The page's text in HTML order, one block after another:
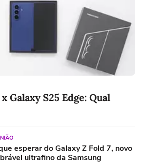
Galaxy S25 Edge: Qual
esperar do Galaxy Z Fold 7, novo
ultrafino da Samsung